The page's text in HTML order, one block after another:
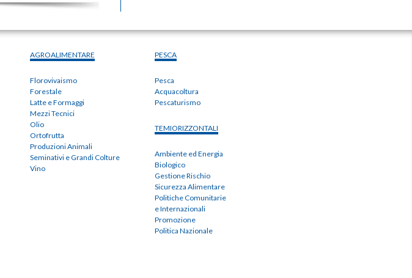
AGROALIMENTARE
Florovivaismo
Forestale
Latte e Formaggi
Mezzi Tecnici
Olio
Ortofrutta
Produzioni Animali
Seminativi e Grandi Colture
Vino
PESCA
Pesca
Acquacoltura
Pescaturismo
TEMIORIZZONTALI
Ambiente ed Energia
Biologico
Gestione Rischio
Sicurezza Alimentare
Politiche Comunitarie
e Internazionali
Promozione
Politica Nazionale